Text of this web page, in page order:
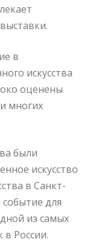
в
искусства
оценены
многих
были
искусство
в Санкт-
для
из самых
России.